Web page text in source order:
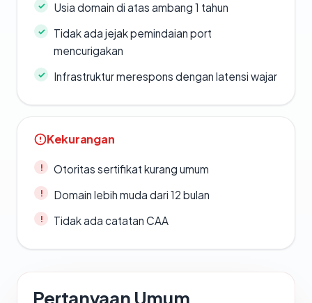
Usia domain di atas ambang 1 tahun
Tidak ada jejak pemindaian port
mencurigakan
Infrastruktur merespons dengan latensi wajar
Kekurangan
Otoritas sertifikat kurang umum
Domain lebih muda dari 12 bulan
Tidak ada catatan CAA
Pertanyaan Umum